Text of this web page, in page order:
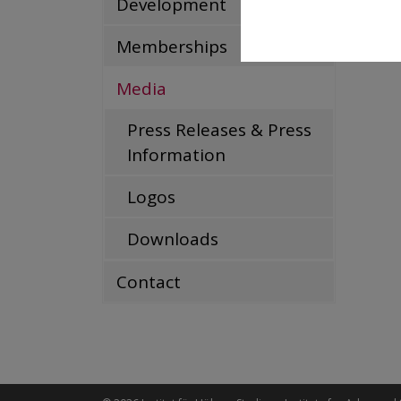
Development
Memberships
Media
Press Releases & Press
Information
Logos
Downloads
Contact